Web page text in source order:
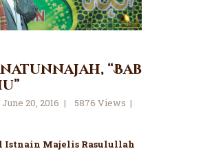
“Bab
June 20, 2016 5876 Views
Istnain Majelis Rasulullah